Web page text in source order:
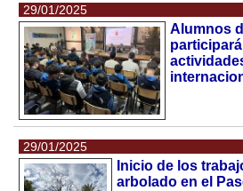
29/01/2025
Alumnos
29/01/2025
Inicio de los
arbolado en el